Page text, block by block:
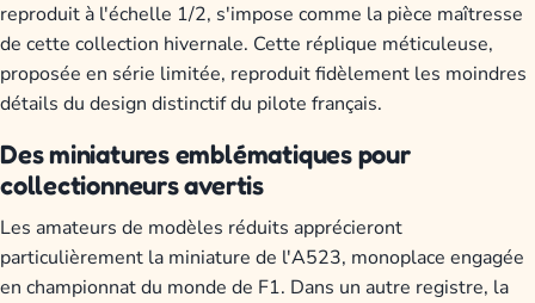
reproduit à l'échelle 1/2, s'impose comme la pièce maîtresse
de cette collection hivernale. Cette réplique méticuleuse,
proposée en série limitée, reproduit fidèlement les moindres
détails du design distinctif du pilote français.
Des miniatures emblématiques pour
collectionneurs avertis
Les amateurs de modèles réduits apprécieront
particulièrement la miniature de l'A523, monoplace engagée
en championnat du monde de F1. Dans un autre registre, la